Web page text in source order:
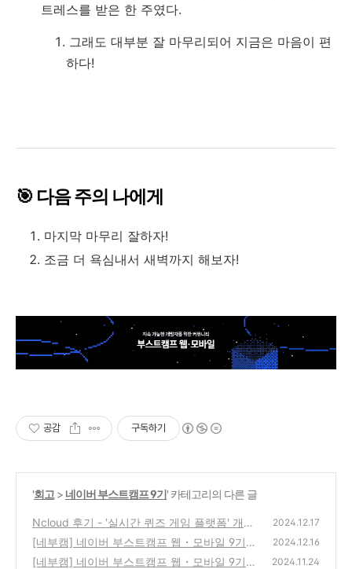
트레스를 받은 한 주였다.
그래도 대부분 잘 마무리되어 지금은 마음이 편
하다!
🎯 다음 주의 나에게
마지막 마무리 잘하자!
조금 더 욕심내서 새벽까지 해보자!
공감 구독하기
'회고 > 네이버 부스트캠프 9기' 카테고리의 다른 글
Ncloud 후기 - '실시간 퀴즈 게임 플랫폼' 개발
(0)
2024.12.17
[네부캠] 네이버 부스트캠프 웹・모바일 9기 -
멤버십 최종 회고
(1)
2024.12.16
[네부캠] 네이버 부스트캠프 웹・모바일 9기 -
2024.11.24